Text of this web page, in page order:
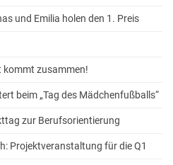
und Emilia holen den 1. Preis
kommt zusammen!
beim „Tag des Mädchenfußballs“
zur Berufsorientierung
Projektveranstaltung für die Q1